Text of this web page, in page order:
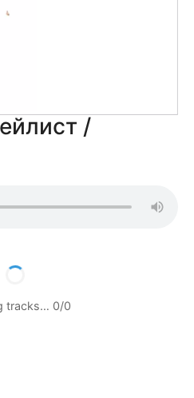
/
tracks… 0/0